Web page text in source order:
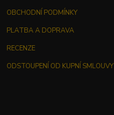
OBCHODNÍ PODMÍNKY
PLATBA A DOPRAVA
RECENZE
ODSTOUPENÍ OD KUPNÍ SMLOUVY